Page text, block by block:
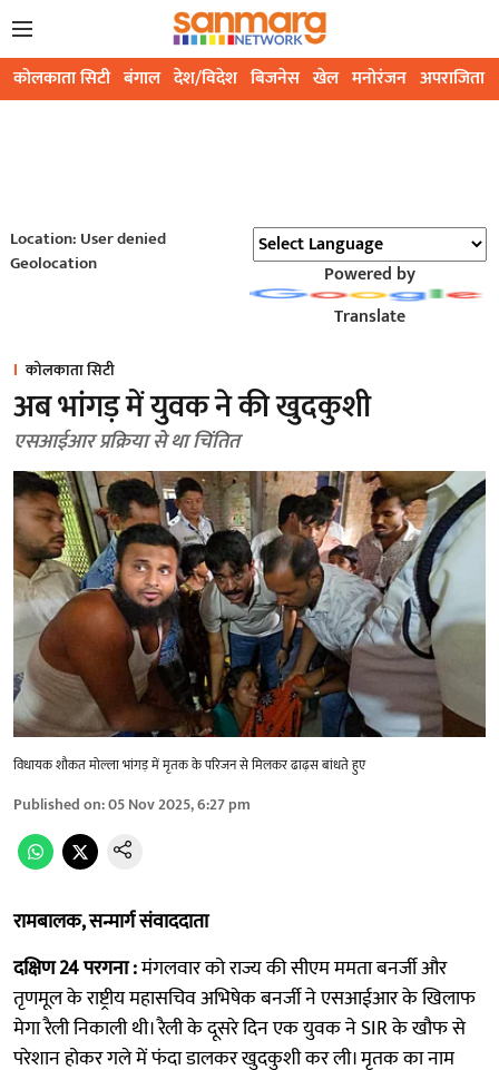
कोलकाता सिटी बंगाल देश/विदेश बिजनेस खेल मनोरंजन अपराजिता
Location: User denied
Geolocation
Powered by
Translate
कोलकाता सिटी
अब भांगड़ में युवक ने की खुदकुशी
एसआईआर प्रक्रिया से था चिंतित
विधायक शौकत मोल्ला भांगड़ में मृतक के परिजन से मिलकर ढाढ़स बांधते हुए
Published on:05 Nov 2025, 6:27 pm
रामबालक, सन्मार्ग संवाददाता
दक्षिण 24 परगना :मंगलवार को राज्य की सीएम ममता बनर्जी और
तृणमूल के राष्ट्रीय महासचिव अभिषेक बनर्जी ने एसआईआर के खिलाफ
मेगा रैली निकाली थी। रैली के दूसरे दिन एक युवक ने SIR के खौफ से
परेशान होकर गले में फंदा डालकर खुदकुशी कर ली। मृतक का नाम